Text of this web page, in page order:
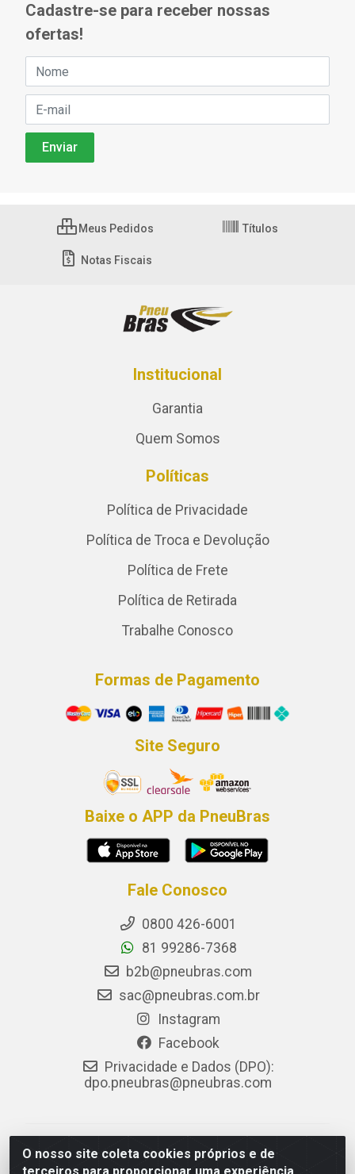
O nosso site coleta cookies próprios e de
Cadastre-se para receber nossas
ofertas!
Meus Pedidos Títulos
Notas Fiscais
Institucional
Garantia
Quem Somos
Políticas
Política de Privacidade
Política de Troca e Devolução
Política de Frete
Política de Retirada
Trabalhe Conosco
Formas de Pagamento
Site Seguro
Baixe o APP da PneuBras
Fale Conosco
0800 426-6001
81 99286-7368
b2b@pneubras.com
sac@pneubras.com.br
Instagram
Facebook
Privacidade e Dados (DPO):
dpo.pneubras@pneubras.com
PneuBras - Rodovia BR-101, KM 82 - Prazeres,
Jaboatão dos Guararapes/PE - CEP 54.335-000 - CNPJ